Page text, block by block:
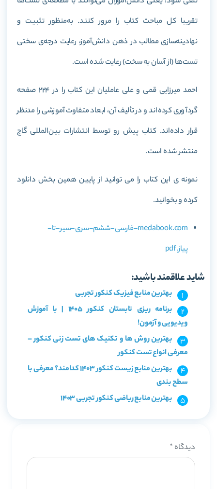
تقریبا کل مباحث کتاب را مرور کنند. به‌منظور تثبیت و
نهادینه‌سازی مطالب در ذهن دانش‌آموز، رعایت درجه‌ی سختی
تست‌ها (از آسان به سخت) رعایت شده است.
احمد میرزایی‌ قمی و علی عاملیان این کتاب را در 224 صفحه
گرد‌آوری کرده‌اند و در تألیف آن، ابعاد متفاوت آموزشی را مدنظر
قرار داده‌‌اند. کتاب پیش رو توسط انتشارات بین‌المللی گاج
منتشر شده است.
نمونه ی این کتاب را می توانید از پایین همین بخش دانلود
کرده و بخوانید.
medabook.com-فارسی-ششم-سری-سیر-تا-
پیاز.pdf
شاید علاقمند باشید:
بهترین منابع فیزیک کنکور تجربی
برنامه ریزی تابستان کنکور 1405 | با آموزش
ویدیویی و آزمون!
بهترین روش ها و تکنیک های تست زنی کنکور –
معرفی انواع تست کنکور
بهترین منابع زیست کنکور 1403 کدامند؟ معرفی با
سطح بندی
بهترین منابع ریاضی کنکور تجربی 1403
دیدگاه *